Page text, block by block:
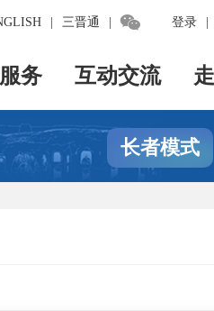
登录
三晋通 
务 互动交流
长者模式